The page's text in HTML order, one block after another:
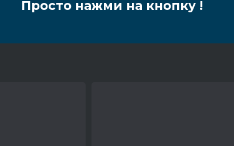
Просто нажми на кнопку !